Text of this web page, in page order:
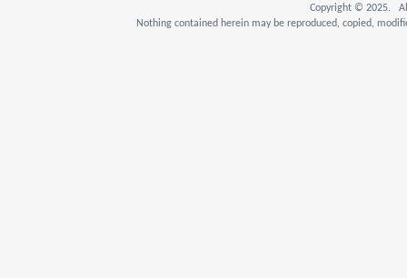
Copyright © 2025. All
Nothing contained herein may be reproduced, copied,